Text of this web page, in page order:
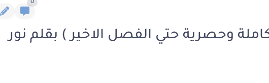
0
وحصرية حتي الفصل الاخير ) بقلم نور